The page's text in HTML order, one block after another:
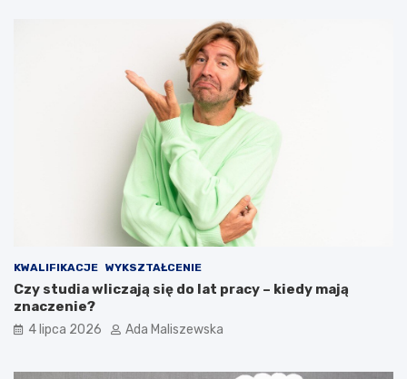
KWALIFIKACJE WYKSZTAŁCENIE
Czy studia wliczają się do lat pracy – kiedy mają
znaczenie?
4 lipca 2026 Ada Maliszewska